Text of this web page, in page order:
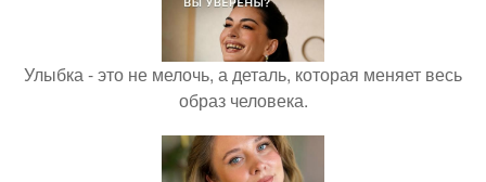
Улыбка - это не мелочь, а деталь, которая меняет весь
образ человека.